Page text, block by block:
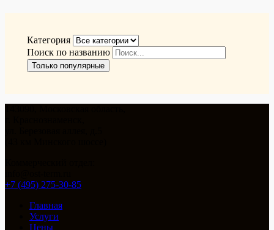
Категория
Поиск по названию
Только популярные
+7 (495) 275-30-85
Главная
Услуги
Цены